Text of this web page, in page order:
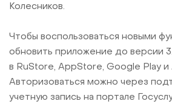
Колесников.
Чтобы воспользоваться новыми
обновить приложение до версии
в RuStore, AppStore, Google Play и
Авторизоваться можно через
учетную запись на портале